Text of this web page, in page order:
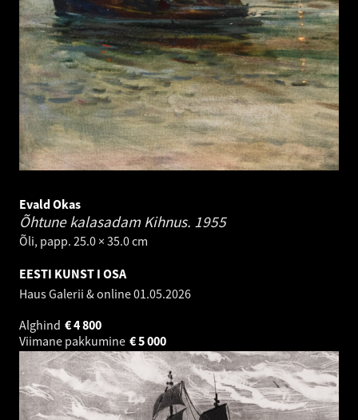
Evald Okas
Õhtune kalasadam Kihnus. 1955
Õli, papp. 25.0 × 35.0 cm
EESTI KUNST I OSA
Haus Galerii & online01.05.2026
Alghind
4 800
€
Viimane pakkumine
5 000
€